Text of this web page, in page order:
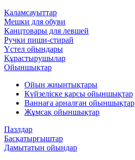
Қаламсауыттар
Мешки для обуви
Канцтовары для левшей
Ручки пиши-стирай
Үстел ойындары
Құрастырушылар
Ойыншықтар
Ойын жиынтықтары
Күйзеліске қарсы ойыншықтар
Ваннаға арналған ойыншықтар
Жұмсақ ойыншықтар
Пазлдар
Басқатырғыштар
Дамытатын ойындар